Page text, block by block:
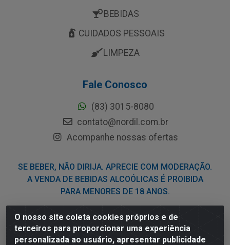
O nosso site coleta cookies próprios e de
terceiros para proporcionar uma experiência
personalizada ao usuário, apresentar publicidade
BEBIDAS
CUIDADOS PESSOAIS
LIMPEZA
Fale Conosco
(83) 3015-8080
contato@nordil.com.br
Acompanhe nossas ofertas
SE BEBER, NÃO DIRIJA. APRECIE COM MODERAÇÃO.
A VENDA DE BEBIDAS ALCOÓLICAS É PROIBIDA
PARA MENORES DE 18 ANOS.
Nordil Distribuidora - Avenida Liberdade, 2738, Bloco F -
Sesi - Bayeux/PB - CEP 58.111-400 - CNPJ